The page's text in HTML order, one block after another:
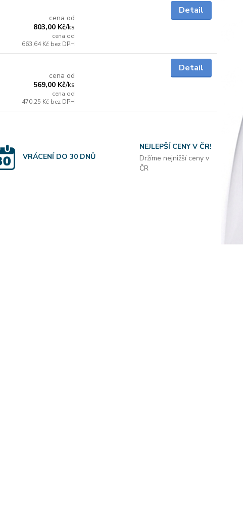
cena od
803,00 Kč/ks
cena od
663,64 Kč bez DPH
Detail
cena od
569,00 Kč/ks
cena od
470,25 Kč bez DPH
Detail
VRÁCENÍ DO 30 DNŮ
NEJLEPŠÍ CENY V ČR!
Držíme nejnižší ceny v
ČR